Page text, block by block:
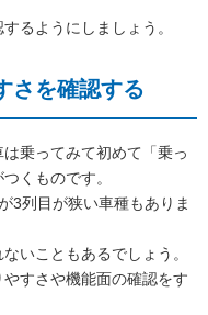
るようにしましょう。
さを確認する
乗ってみて初めて「乗っ
くものです。
3列目が狭い車種もありま
いこともあるでしょう。
すさや機能面の確認をす